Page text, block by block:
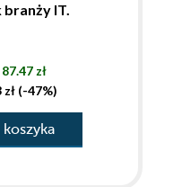
branży IT.
87.47 zł
(-47%)